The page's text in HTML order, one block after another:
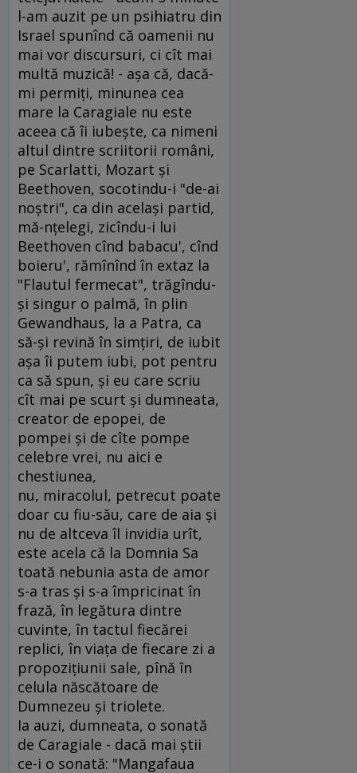
l-am auzit pe un psihiatru din
Israel spunînd că oamenii nu
mai vor discursuri, ci cît mai
multă muzică! - aşa că, dacă-
mi permiţi, minunea cea
mare la Caragiale nu este
aceea că îi iubeşte, ca nimeni
altul dintre scriitorii români,
pe Scarlatti, Mozart şi
Beethoven, socotindu-i "de-ai
noştri", ca din acelaşi partid,
mă-nţelegi, zicîndu-i lui
Beethoven cînd babacu', cînd
boieru', rămînînd în extaz la
"Flautul fermecat", trăgîndu-
şi singur o palmă, în plin
Gewandhaus, la a Patra, ca
să-şi revină în simţiri, de iubit
aşa îi putem iubi, pot pentru
ca să spun, şi eu care scriu
cît mai pe scurt şi dumneata,
creator de epopei, de
pompei şi de cîte pompe
celebre vrei, nu aici e
chestiunea,
nu, miracolul, petrecut poate
doar cu fiu-său, care de aia şi
nu de altceva îl invidia urît,
este acela că la Domnia Sa
toată nebunia asta de amor
s-a tras şi s-a împricinat în
frază, în legătura dintre
cuvinte, în tactul fiecărei
replici, în viaţa de fiecare zi a
propoziţiunii sale, pînă în
celula născătoare de
Dumnezeu şi triolete.
Ia auzi, dumneata, o sonată
de Caragiale - dacă mai ştii
ce-i o sonată: "Mangafaua